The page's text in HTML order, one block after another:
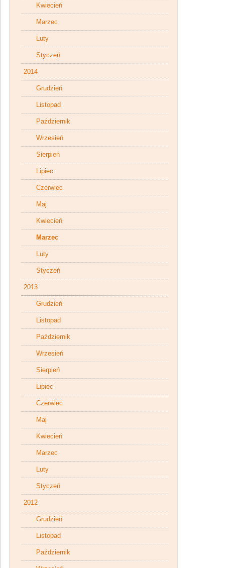
Kwiecień
Marzec
Luty
Styczeń
2014
Grudzień
Listopad
Październik
Wrzesień
Sierpień
Lipiec
Czerwiec
Maj
Kwiecień
Marzec
Luty
Styczeń
2013
Grudzień
Listopad
Październik
Wrzesień
Sierpień
Lipiec
Czerwiec
Maj
Kwiecień
Marzec
Luty
Styczeń
2012
Grudzień
Listopad
Październik